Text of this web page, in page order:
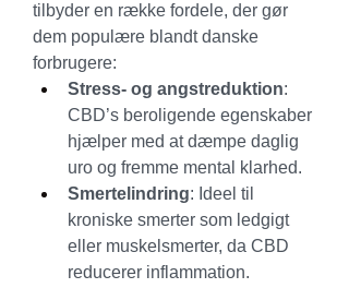
tilbyder en række fordele, der gør
dem populære blandt danske
forbrugere:
Stress- og angstreduktion:
CBD’s beroligende egenskaber
hjælper med at dæmpe daglig
uro og fremme mental klarhed.
Smertelindring: Ideel til
kroniske smerter som ledgigt
eller muskelsmerter, da CBD
reducerer inflammation.